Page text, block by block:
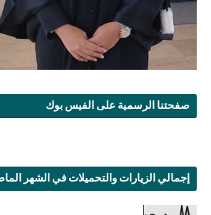
صفحتنا الرسمية على الفيس بوك
إجمالي الزيارات والتحميلات في الشهر